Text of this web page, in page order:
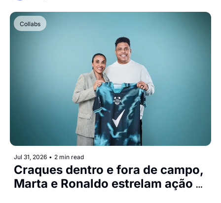
Collabs
Jul 31, 2026 • 2 min read
Craques dentro e fora de campo,
Marta e Ronaldo estrelam ação